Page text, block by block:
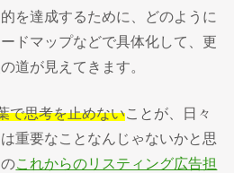
を達成するために、どのように
ドマップなどで具体化して、更
道が見えてきます。
で思考を止めないことが、日々
重要なことなんじゃないかと思
これからのリスティング広告担